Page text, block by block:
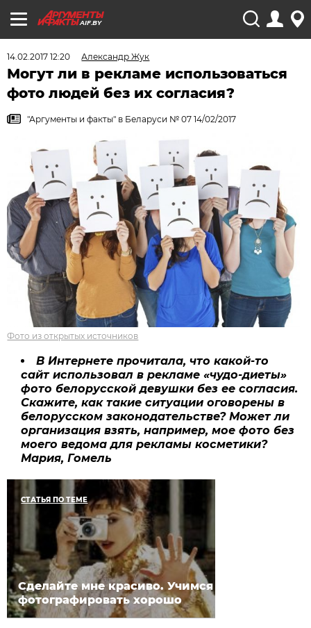
AIF.BY
14.02.2017 12:20 Александр Жук
Могут ли в рекламе использоваться
фото людей без их согласия?
"Аргументы и факты" в Беларуси № 07 14/02/2017
Фото из открытых источников
В Интернете прочитала, что какой-то
сайт использовал в рекламе «чудо-диеты»
фото белорусской девушки без ее согласия.
Скажите, как такие ситуации оговорены в
белорусском законодательстве? Может ли
организация взять, например, мое фото без
моего ведома для рекламы косметики?
Мария, Гомель
СТАТЬЯ ПО ТЕМЕ
Сделайте мне красиво. Учимся
фотографировать хорошо